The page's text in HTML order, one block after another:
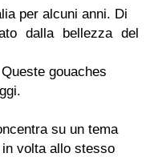
per alcuni anni. Di
dalla bellezza del
gouaches
su un tema
volta allo stesso